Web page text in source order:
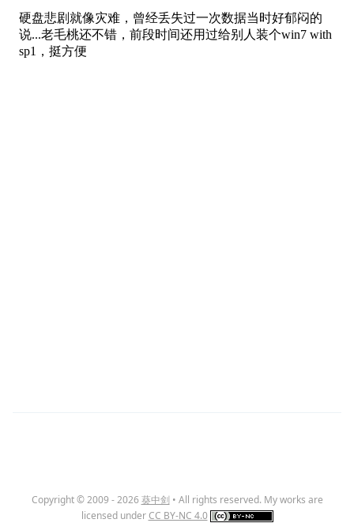
Copyright © 2009 - 2026葵中剑• All rights reserved. My works are
licensed underCC BY-NC 4.0